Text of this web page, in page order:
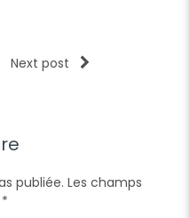
Next post
publiée. Les champs
*